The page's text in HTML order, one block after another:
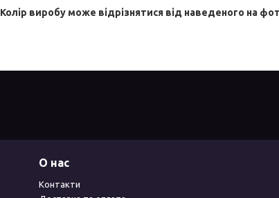
Колір виробу може відрізнятися від наведеного на
О нас
Контакти